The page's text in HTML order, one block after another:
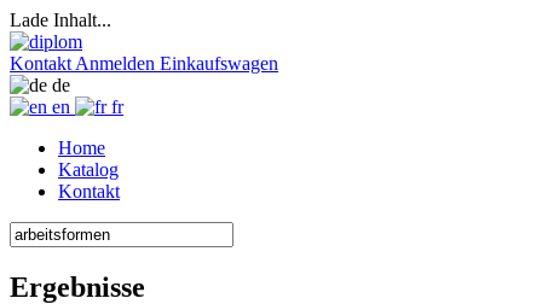
Lade Inhalt...
Kontakt Anmelden Einkaufswagen
de
en
fr
Home
Katalog
Kontakt
Ergebnisse